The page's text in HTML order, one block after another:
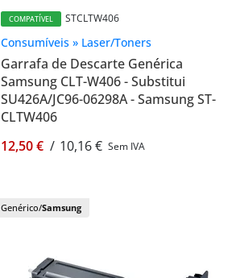
COMPATÍVEL STCLTW406
Consumíveis » Laser/Toners
Garrafa de Descarte Genérica
Samsung CLT-W406 - Substitui
SU426A/JC96-06298A - Samsung ST-
CLTW406
12,50 € / 10,16 € Sem IVA
Genérico/Samsung